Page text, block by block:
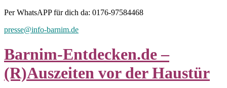
Skip
content
Per WhatsAPP für dich da: 0176-97584468
presse@info-barnim.de
Barnim-Entdecken.de –
(R)Auszeiten vor der Haustür